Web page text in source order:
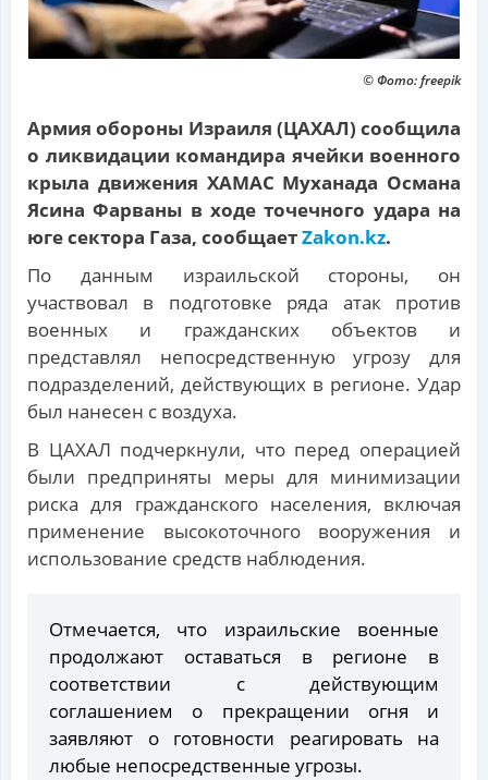
© Фото: freepik
Армия обороны Израиля (ЦАХАЛ) сообщила
о ликвидации командира ячейки военного
крыла движения ХАМАС Муханада Османа
Ясина Фарваны в ходе точечного удара на
юге сектора Газа, сообщаетZakon.kz.
По данным израильской стороны, он
участвовал в подготовке ряда атак против
военных и гражданских объектов и
представлял непосредственную угрозу для
подразделений, действующих в регионе. Удар
был нанесен с воздуха.
В ЦАХАЛ подчеркнули, что перед операцией
были предприняты меры для минимизации
риска для гражданского населения, включая
применение высокоточного вооружения и
использование средств наблюдения.
Отмечается, что израильские военные
продолжают оставаться в регионе в
соответствии с действующим
соглашением о прекращении огня и
заявляют о готовности реагировать на
любые непосредственные угрозы.